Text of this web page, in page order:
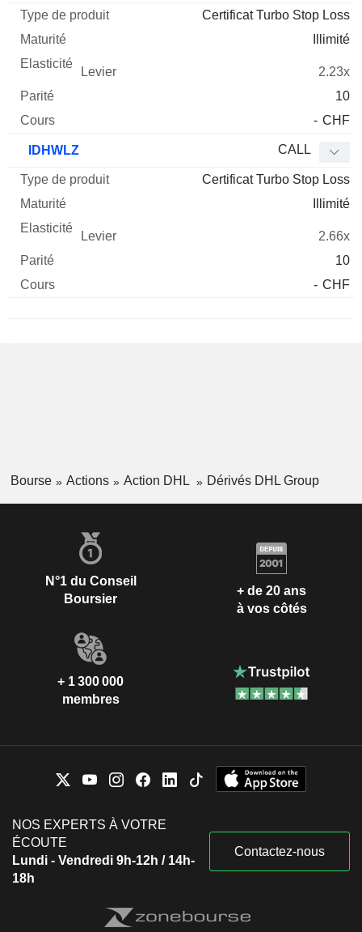
Certificat Turbo Stop Loss
Illimité
2.23x
10
- CHF
IDHWLZ CALL
Certificat Turbo Stop Loss
Illimité
2.66x
10
- CHF
Bourse Actions Action DHL Dérivés DHL Group
N°1 du Conseil
Boursier
+ de 20 ans
à vos côtés
+ 1 300 000
membres
NOS EXPERTS À VOTRE
ÉCOUTE
Lundi - Vendredi 9h-12h / 14h-
18h
Contactez-nous